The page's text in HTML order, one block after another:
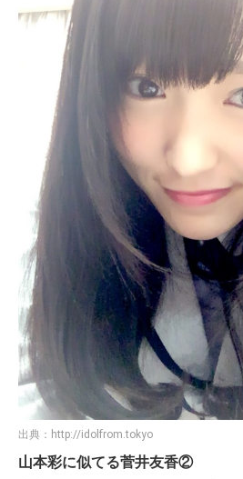
出典： http://idolfrom.tokyo
山本彩に似てる菅井友香②